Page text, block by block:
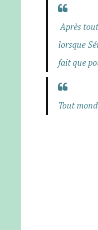
Après
lorsque
fait que
Tout